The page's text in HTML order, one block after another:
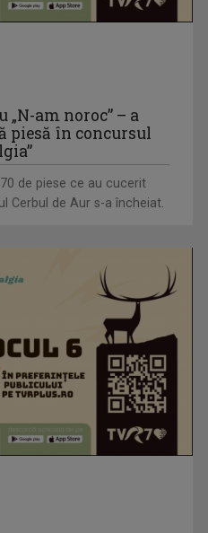
TVR Sport transmite
semifinalele și finalele
„N-am noroc” – a
piesă în concursul
de piese ce au cucerit
Cerbul de Aur s-a încheiat.